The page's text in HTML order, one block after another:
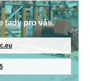
tady pro vás.